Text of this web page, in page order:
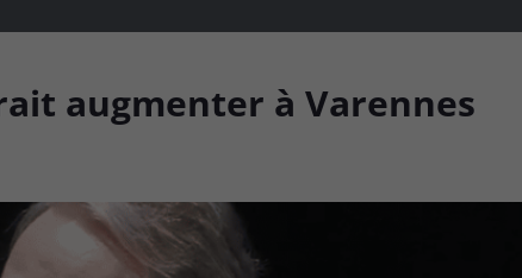
augmenter à Varennes